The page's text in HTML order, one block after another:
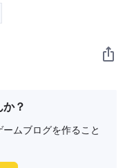
？
ムブログを作ること